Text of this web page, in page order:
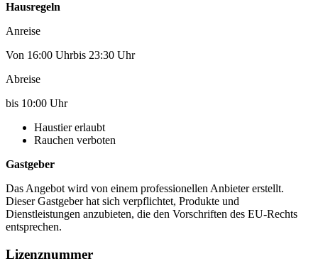
Hausregeln
Anreise
Von 16:00 Uhrbis 23:30 Uhr
Abreise
bis 10:00 Uhr
Haustier erlaubt
Rauchen verboten
Gastgeber
Das Angebot wird von einem professionellen Anbieter erstellt.
Dieser Gastgeber hat sich verpflichtet, Produkte und
Dienstleistungen anzubieten, die den Vorschriften des EU-Rechts
entsprechen.
Lizenznummer